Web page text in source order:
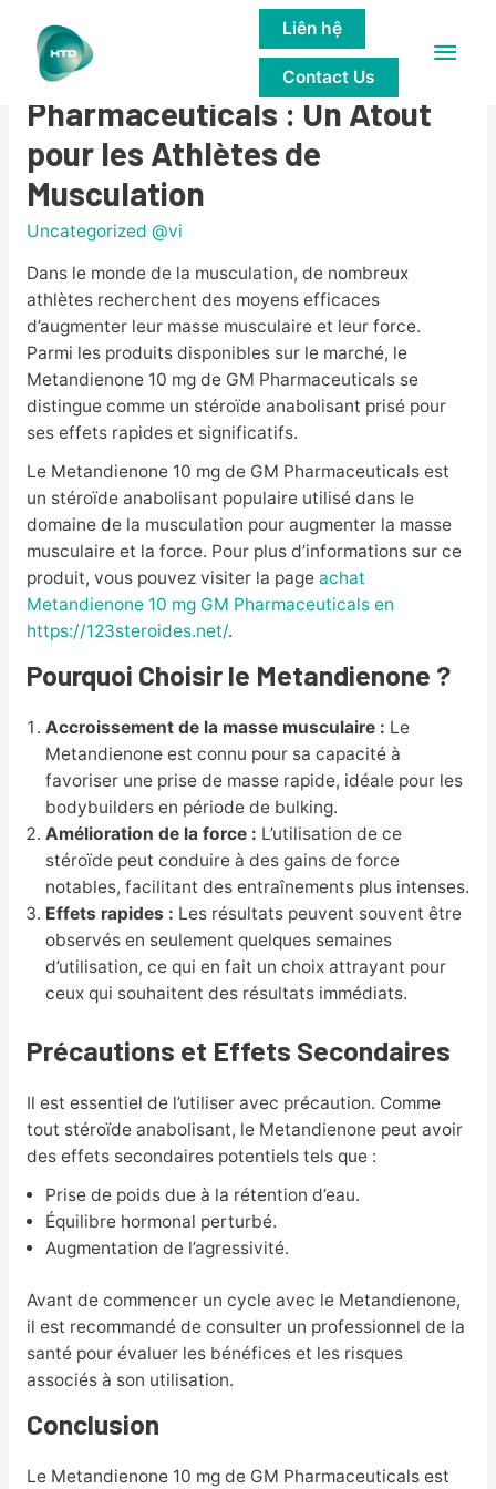
Main
Liên hệ
Contact Us
Metandienone 10 mg GM
Pharmaceuticals : Un Atout
pour les Athlètes de
Musculation
Uncategorized @vi
Dans le monde de la musculation, de nombreux
athlètes recherchent des moyens efficaces
d’augmenter leur masse musculaire et leur force.
Parmi les produits disponibles sur le marché, le
Metandienone 10 mg de GM Pharmaceuticals se
distingue comme un stéroïde anabolisant prisé pour
ses effets rapides et significatifs.
Le Metandienone 10 mg de GM Pharmaceuticals est
un stéroïde anabolisant populaire utilisé dans le
domaine de la musculation pour augmenter la masse
musculaire et la force. Pour plus d’informations sur ce
produit, vous pouvez visiter la page achat
Metandienone 10 mg GM Pharmaceuticals en
https://123steroides.net/.
Pourquoi Choisir le Metandienone ?
Accroissement de la masse musculaire : Le
Metandienone est connu pour sa capacité à
favoriser une prise de masse rapide, idéale pour les
bodybuilders en période de bulking.
Amélioration de la force : L’utilisation de ce
stéroïde peut conduire à des gains de force
notables, facilitant des entraînements plus intenses.
Effets rapides : Les résultats peuvent souvent être
observés en seulement quelques semaines
d’utilisation, ce qui en fait un choix attrayant pour
ceux qui souhaitent des résultats immédiats.
Précautions et Effets Secondaires
Il est essentiel de l’utiliser avec précaution. Comme
tout stéroïde anabolisant, le Metandienone peut avoir
des effets secondaires potentiels tels que :
Prise de poids due à la rétention d’eau.
Équilibre hormonal perturbé.
Augmentation de l’agressivité.
Avant de commencer un cycle avec le Metandienone,
il est recommandé de consulter un professionnel de la
santé pour évaluer les bénéfices et les risques
associés à son utilisation.
Conclusion
Le Metandienone 10 mg de GM Pharmaceuticals est